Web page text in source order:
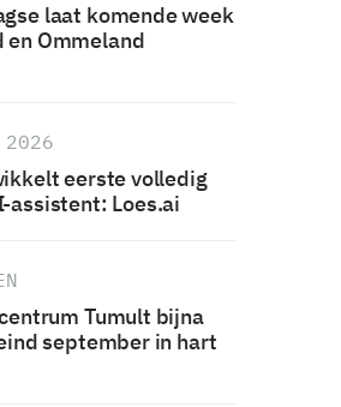
laat komende week
en Ommeland
eerste volledig
assistent: Loes.ai
Tumult bijna
september in hart